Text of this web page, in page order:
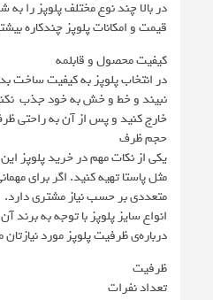
در بالا چند نوع مختلف پلوپز را
قیمت و امکانات پلوپز چندکاره
کیفیت محصول و قابلمه
در انتخاب پلوپز به کیفیت ساخت
نبیند و خط و خش به خود جذب
خارج کنید و پس از آن به راحتی
حجم ظرف
یکی از نکات مهم در خرید پلوپز
مثل پاستا تهیه کنید. اگر برای
متعددی بر حسب نیاز مشتری دارد.
درباره‌ی ظرفیت پلوپز مورد نیازتان می‌دهد. با کمک
ظرفیت
تعداد نفرات